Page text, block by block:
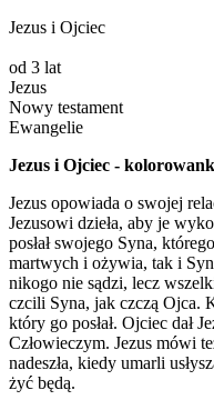
Jezus i Ojciec
od 3 lat
Jezus
Nowy testament
Ewangelie
Jezus i Ojciec -
Jezus opowiada o swojej
Jezusowi dzieła, aby je
posłał swojego Syna,
martwych i ożywia, tak i
nikogo nie sądzi, lecz
czcili Syna, jak czczą Ojca.
który go posłał. Ojciec dał
Człowieczym. Jezus mówi
nadeszła, kiedy umarli
żyć będą.